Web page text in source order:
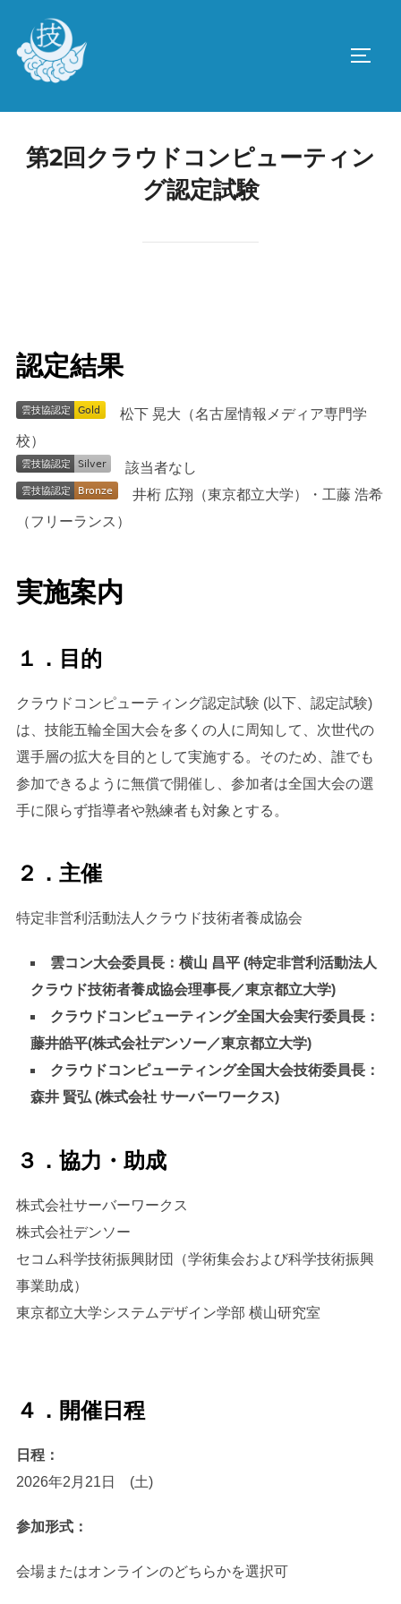
ツ
第2回クラウドコンピューティン
グ認定試験
認定結果
松下 晃大（名古屋情報メディア専門学
校）
該当者なし
井桁 広翔（東京都立大学）・工藤 浩希
（フリーランス）
実施案内
１．目的
クラウドコンピューティング認定試験 (以下、認定試験)
は、技能五輪全国大会を多くの人に周知して、次世代の
選手層の拡大を目的として実施する。そのため、誰でも
参加できるように無償で開催し、参加者は全国大会の選
手に限らず指導者や熟練者も対象とする。
２．主催
特定非営利活動法人クラウド技術者養成協会
雲コン大会委員長：横山 昌平 (特定非営利活動法人
クラウド技術者養成協会理事長／東京都立大学)
クラウドコンピューティング全国大会実行委員長：
藤井皓平(株式会社デンソー／東京都立大学)
クラウドコンピューティング全国大会技術委員長：
森井 賢弘 (株式会社 サーバーワークス)
３．協力・助成
株式会社サーバーワークス
株式会社デンソー
セコム科学技術振興財団（学術集会および科学技術振興
事業助成）
東京都立大学システムデザイン学部 横山研究室
４．開催日程
日程：
2026年2月21日 (土)
参加形式：
会場またはオンラインのどちらかを選択可